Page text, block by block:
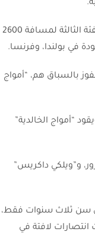
ويشهد مضمار سلوزفيك اليوم مهرجاناً استثنائياً لسباقات الخيول العربية الأصيلة، يتصدرها سباق الفئة الثالثة لمسافة 2600
بالسباق هم، “أمواج
“أمواج الخالدية”
و”ويلكي داكريس”
1600 متر (7) خيول عربية أصيلة في سن ثلاث سنوات فقط،
حققت انتصارات لافتة في